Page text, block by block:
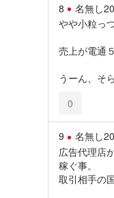
8 名無し
やや小粒っ
売上が電通
うーん、そ
0
9 名無し
広告代理店
稼ぐ事。
取引相手の